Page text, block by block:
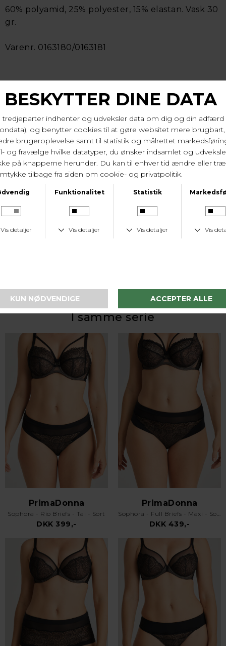
60% polyamid, 25% polyester, 15% elastan. Vask 30
gr.
Varenr. 0163180/0163181
LEVERINGSTID
1-2 hverdage
KUNDESERVICE
I samme serie
PrimaDonna
Sophora - Rio Briefs - Tai - Sort
DKK 399,-
PrimaDonna
Sophora - Full Briefs - Maxi - Sort
DKK 439,-